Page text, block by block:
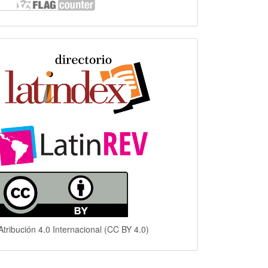
Indexación
4.0 Internacional (CC BY 4.0)